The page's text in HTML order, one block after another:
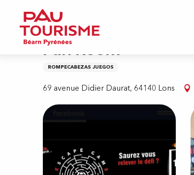
contenu
principal
Inicio
Fun Room
ROMPECABEZAS JUEGOS
69 avenue Didier Daurat, 64140 Lons